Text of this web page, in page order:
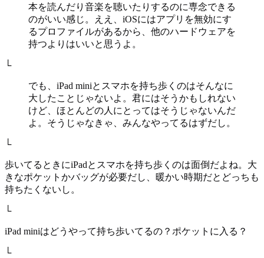
本を読んだり音楽を聴いたりするのに専念できる
のがいい感じ。ええ、iOSにはアプリを無効にす
るプロファイルがあるから、他のハードウェアを
持つよりはいいと思うよ。
└
でも、iPad miniとスマホを持ち歩くのはそんなに
大したことじゃないよ。君にはそうかもしれない
けど、ほとんどの人にとってはそうじゃないんだ
よ。そうじゃなきゃ、みんなやってるはずだし。
└
歩いてるときにiPadとスマホを持ち歩くのは面倒だよね。大
きなポケットかバッグが必要だし、暖かい時期だとどっちも
持ちたくないし。
└
iPad miniはどうやって持ち歩いてるの？ポケットに入る？
└